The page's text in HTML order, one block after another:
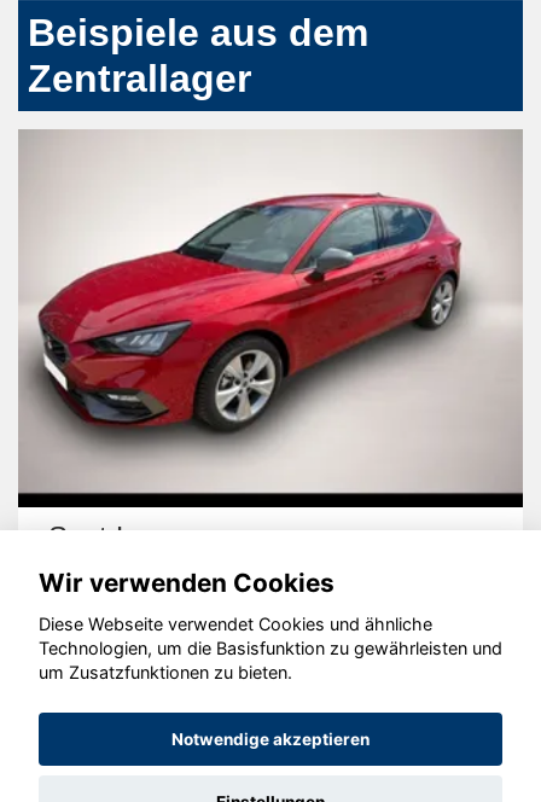
Beispiele aus dem
Zentrallager
Seat Leon
© konjunkturmotor.de GmbH 2020 - 2026
Wir verwenden Cookies
Diese Webseite verwendet Cookies und ähnliche
Technologien, um die Basisfunktion zu gewährleisten und
um Zusatzfunktionen zu bieten.
Notwendige akzeptieren